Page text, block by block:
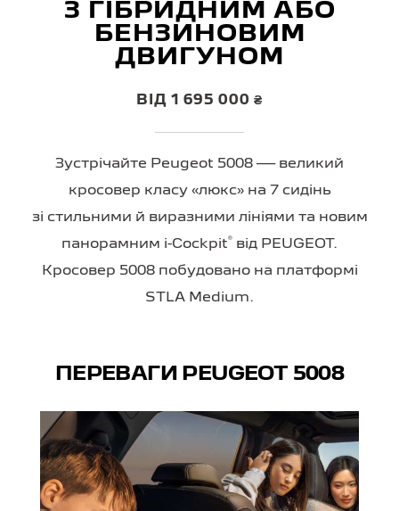
З ГІБРИДНИМ АБО
БЕНЗИНОВИМ
ДВИГУНОМ
ВІД 1 695 000 ₴
Зустрічайте Peugeot 5008 — великий
кросовер класу «люкс» на 7 сидінь
зі стильними й виразними лініями та новим
панорамним i-Cockpit® від PEUGEOT.
Кросовер 5008 побудовано на платформі
STLA Medium.
ПЕРЕВАГИ PEUGEOT 5008